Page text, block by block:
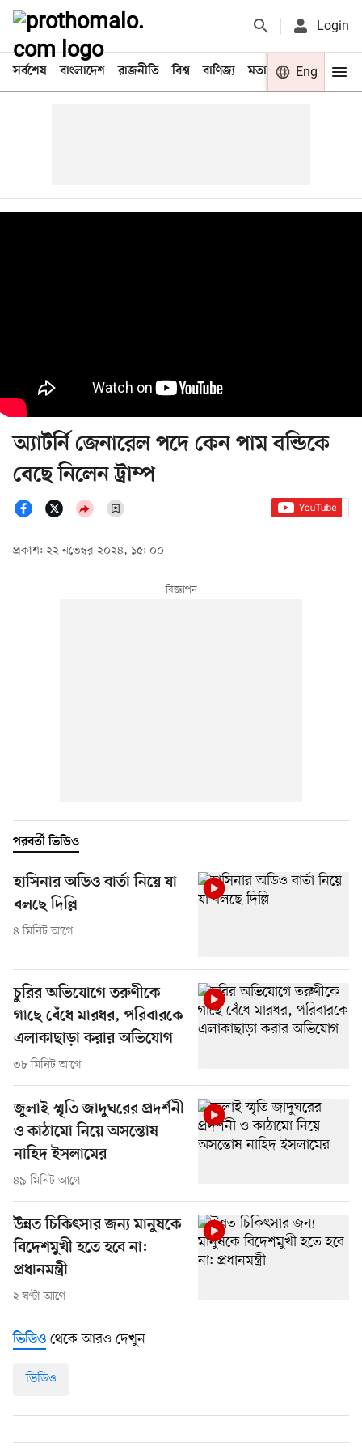
Login
সর্বশেষ বাংলাদেশ রাজনীতি বিশ্ব বাণিজ্য মতামত খেলা
Eng
অ্যাটর্নি জেনারেল পদে কেন পাম বন্ডিকে
বেছে নিলেন ট্রাম্প
প্রকাশ: ২২ নভেম্বর ২০২৪, ১৫: ০০
পরবর্তী ভিডিও
হাসিনার অডিও বার্তা নিয়ে যা
বলছে দিল্লি
৪ মিনিট আগে
চুরির অভিযোগে তরুণীকে
গাছে বেঁধে মারধর, পরিবারকে
এলাকাছাড়া করার অভিযোগ
৩৮ মিনিট আগে
জুলাই স্মৃতি জাদুঘরের প্রদর্শনী
ও কাঠামো নিয়ে অসন্তোষ
নাহিদ ইসলামের
৪৯ মিনিট আগে
উন্নত চিকিৎসার জন্য মানুষকে
বিদেশমুখী হতে হবে না:
প্রধানমন্ত্রী
২ ঘণ্টা আগে
ভিডিও থেকে আরও দেখুন
ভিডিও